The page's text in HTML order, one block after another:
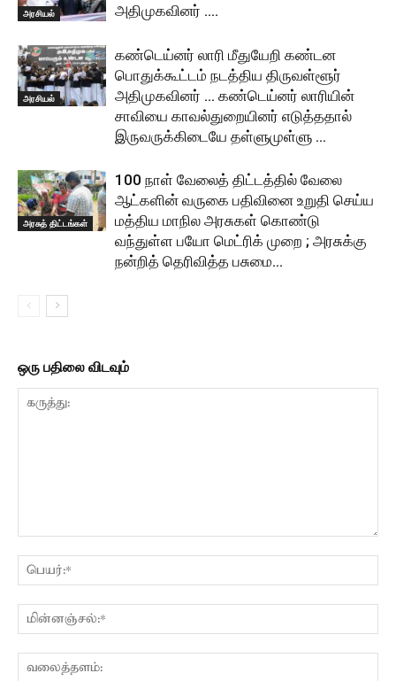
அரசியல்
அதிமுகவினர் ….
அரசியல்
கண்டெய்னர் லாரி மீதுயேறி கண்டன
பொதுக்கூட்டம் நடத்திய திருவள்ளூர்
அதிமுகவினர் … கண்டெய்னர் லாரியின்
சாவியை காவல்துறையினர் எடுத்ததால்
இருவருக்கிடையே தள்ளுமுள்ளு …
அரசுத் திட்டங்கள்
100 நாள் வேலைத் திட்டத்தில் வேலை
ஆட்களின் வருகை பதிவினை உறுதி செய்ய
மத்திய மாநில அரசுகள் கொண்டு
வந்துள்ள பயோ மெட்ரிக் முறை ; அரசுக்கு
நன்றித் தெரிவித்த பசுமை...
ஒரு பதிலை விடவும்